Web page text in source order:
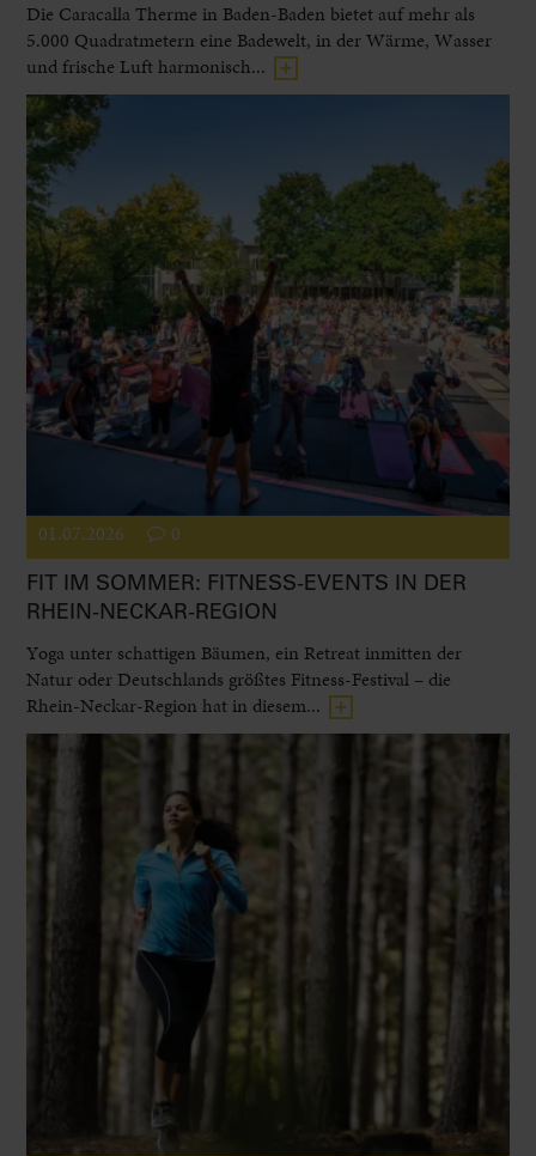
Die Caracalla Therme in Baden-Baden bietet auf mehr als
5.000 Quadratmetern eine Badewelt, in der Wärme, Wasser
und frische Luft harmonisch...
01.07.2026 0
FIT IM SOMMER: FITNESS-EVENTS IN DER
RHEIN-NECKAR-REGION
Yoga unter schattigen Bäumen, ein Retreat inmitten der
Natur oder Deutschlands größtes Fitness-Festival – die
Rhein-Neckar-Region hat in diesem...